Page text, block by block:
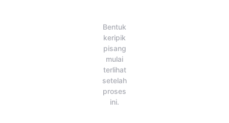
Bentuk
keripik
pisang
mulai
terlihat
setelah
proses
ini.